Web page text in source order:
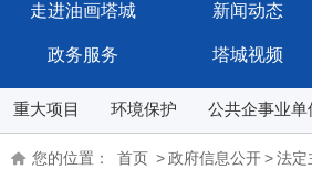
走进油画塔城 新闻动态
政务服务 塔城视频
重大项目 环境保护 公共企事业单
您的位置： 首页 >政府信息公开>法定